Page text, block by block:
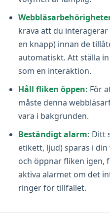
kräva att du interagerar
en knapp) innan de
automatiskt. Att ställa
som en interaktion.
Håll fliken öppen: För
måste denna
vara i bakgrunden.
Beständigt alarm: Ditt
etikett, ljud) sparas i
och öppnar fliken igen,
aktiva alarmet om det
ringer för tillfället.